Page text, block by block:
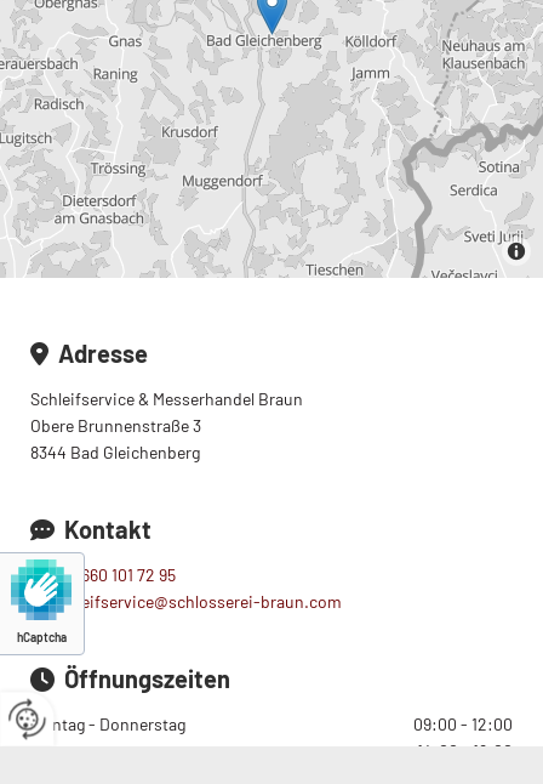
hCaptcha
 Adresse
Schleifservice & Messerhandel Braun
Obere Brunnenstraße 3
8344 Bad Gleichenberg
 Kontakt
 +43 660 101 72 95
 schleifservice@schlosserei-braun.com
 Öffnungszeiten
Montag - Donnerstag
09:00 - 12:00
14:00 - 18:00